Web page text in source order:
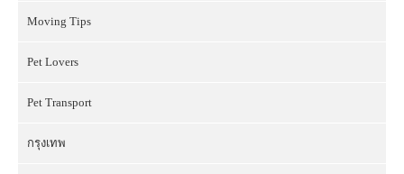
Moving Tips
Pet Lovers
Pet Transport
กรุงเทพ